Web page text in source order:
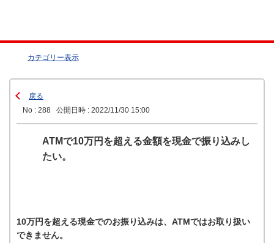
カテゴリー表示
戻る
No : 288
公開日時 : 2022/11/30 15:00
ATMで10万円を超える金額を現金で振り込みし
たい。
10万円を超える現金でのお振り込みは、ATMではお取り扱い
できません。